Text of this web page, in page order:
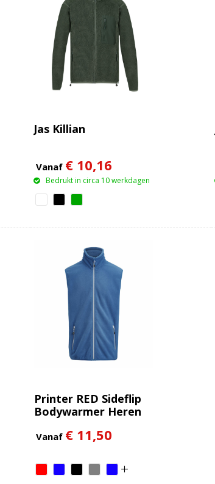
Jas Killian
Vanaf € 10,16
Bedrukt in circa 10 werkdagen
Printer RED Sideflip
Bodywarmer Heren
Vanaf € 11,50